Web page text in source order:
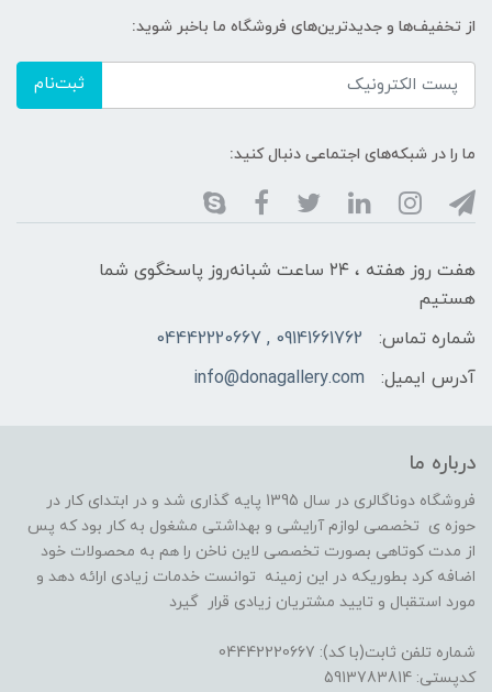
از تخفیف‌ها و جدیدترین‌های فروشگاه ما باخبر شوید:
ثبت‌نام
ما را در شبکه‌های اجتماعی دنبال کنید:
هفت روز هفته ، ۲۴ ساعت شبانه‌روز پاسخگوی شما
هستیم
شماره تماس:
09141661762 , 04442220667
آدرس ایمیل:
info@donagallery.com
درباره ما
فروشگاه دوناگالری در سال 1395 پایه گذاری شد و در ابتدای کار در
حوزه ی تخصصی لوازم آرایشی و بهداشتی مشغول به کار بود که پس
از مدت کوتاهی بصورت تخصصی لاین ناخن را هم به محصولات خود
اضافه کرد بطوریکه در این زمینه توانست خدمات زیادی ارائه دهد و
مورد استقبال و تایید مشتریان زیادی قرار گیرد
شماره تلفن ثابت(با کد): 04442220667
کدپستی: 5913783814